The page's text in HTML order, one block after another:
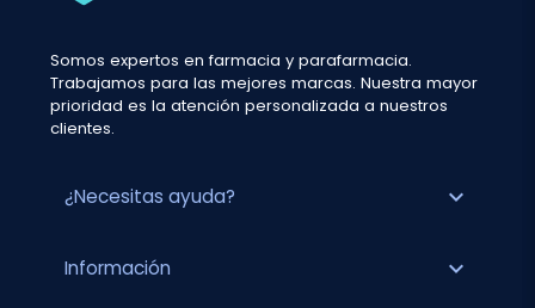
Somos expertos en farmacia y parafarmacia.
Trabajamos para las mejores marcas. Nuestra mayor
prioridad es la atención personalizada a nuestros
clientes.
¿Necesitas ayuda? expand_more
Información expand_more